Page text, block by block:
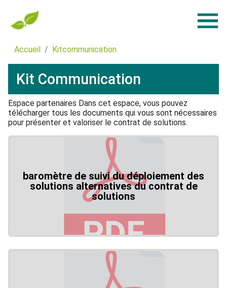
Accueil Kitcommunication
Kit Communication
Espace partenaires Dans cet espace, vous pouvez
télécharger tous les documents qui vous sont nécessaires
pour présenter et valoriser le contrat de solutions.
baromètre de suivi du déploiement des
solutions alternatives du contrat de
solutions